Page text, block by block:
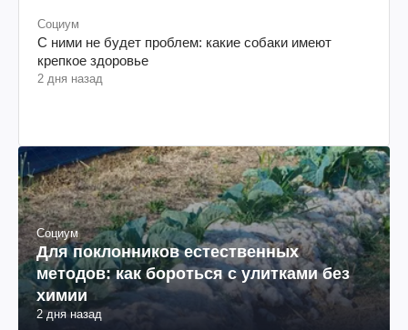
Социум
С ними не будет проблем: какие собаки имеют
крепкое здоровье
2 дня назад
Социум
Для поклонников естественных
методов: как бороться с улитками без
химии
2 дня назад